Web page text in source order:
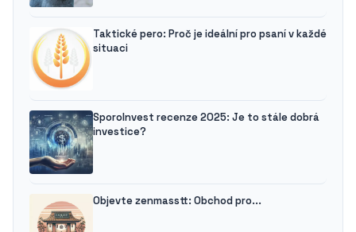
Taktické pero: Proč je ideální pro psaní v každé
situaci
SporoInvest recenze 2025: Je to stále dobrá
investice?
Objevte zenmasstt: Obchod pro...